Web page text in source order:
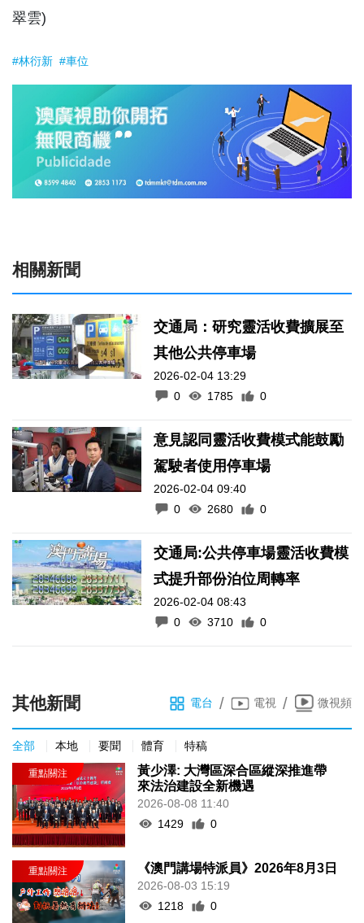
翠雲)
#林衍新 #車位
相關新聞
交通局：研究靈活收費擴展至
其他公共停車場
2026-02-04 13:29
0
1785 0
意見認同靈活收費模式能鼓勵
駕駛者使用停車場
2026-02-04 09:40
0
2680 0
交通局:公共停車場靈活收費模
式提升部份泊位周轉率
2026-02-04 08:43
0
3710 0
其他新聞 電台 / 電視 / 微視頻
全部 本地 要聞 體育 特稿
黃少澤: 大灣區深合區縱深推進帶
來法治建設全新機遇
2026-08-08 11:40
1429
0
《澳門講場特派員》2026年8月3日
2026-08-03 15:19
1218
0